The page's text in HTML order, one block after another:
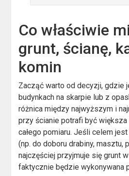
Co właściwie
grunt, ścianę,
komin
Zacząć warto od decyzji, gdzie
budynkach na skarpie lub z
różnica między najwyższym i
przy ścianie potrafi być większa
całego pomiaru. Jeśli celem
(np. do doboru drabiny, masztu,
najczęściej przyjmuje się grunt
faktycznie będzie wykonywana